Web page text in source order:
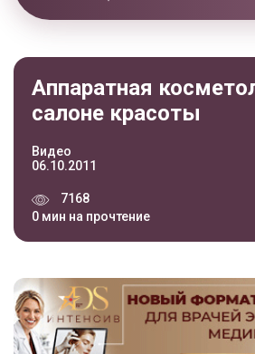
Аппаратная
салоне красоты
Видео
06.10.2011
7168
0 мин на прочтение